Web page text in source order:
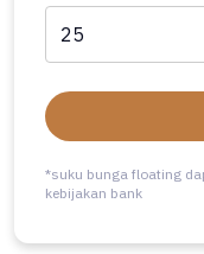
*suku bunga floating
kebijakan bank